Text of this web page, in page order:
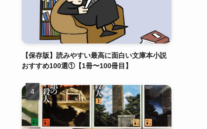
【保存版】読みやすい最高に面白い文庫本小説
おすすめ100選①【1冊〜100冊目】